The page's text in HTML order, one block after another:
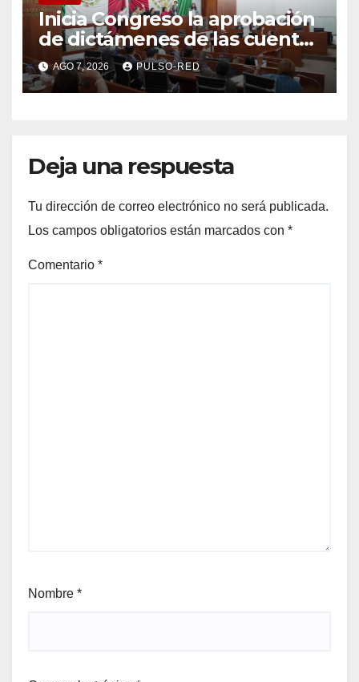
Inicia Congreso la aprobación
de dictámenes de las cuentas
públicas de entes
fiscalizables del ejercicio
fiscal 2025
AGO 7, 2026 PULSO-RED
Deja una respuesta
Tu dirección de correo electrónico no será publicada.
Los campos obligatorios están marcados con *
Comentario *
Nombre *